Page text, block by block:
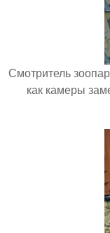
Смотритель
как камеры